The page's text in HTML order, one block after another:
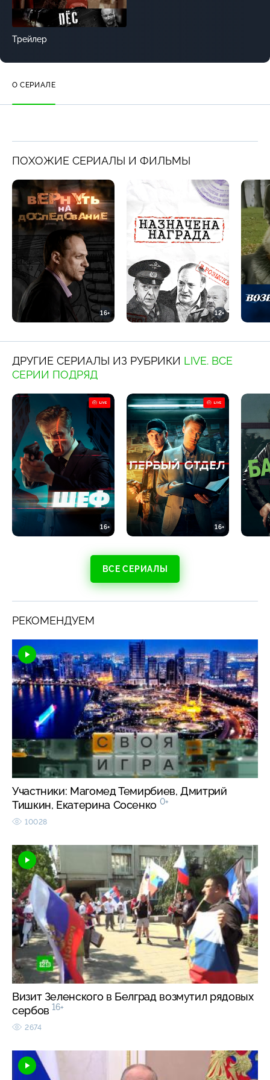
Трейлер
О СЕРИАЛЕ
ПОХОЖИЕ СЕРИАЛЫ И ФИЛЬМЫ
16+ 12+
ДРУГИЕ СЕРИАЛЫ ИЗ РУБРИКИ LIVE. ВСЕ
СЕРИИ ПОДРЯД
16+ 16+
ВСЕ СЕРИАЛЫ
РЕКОМЕНДУЕМ
Участники: Магомед Темирбиев, Дмитрий
Тишкин, Екатерина Сосенко 0+
10028
Визит Зеленского в Белград возмутил рядовых
сербов 16+
2674